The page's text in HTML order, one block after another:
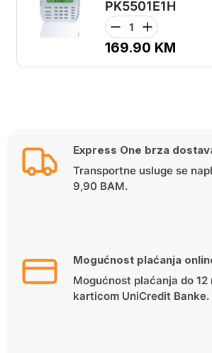
PK5501E1H
169.90 KM
Express One brza
Transportne usluge se
9,90 BAM.
Mogućnost plaćanja
Mogućnost plaćanja do 12
karticom UniCredit Banke.